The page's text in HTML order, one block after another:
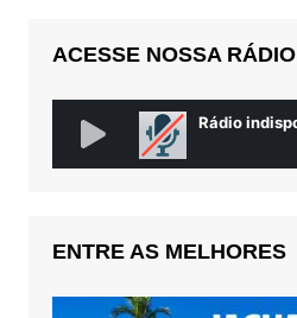
ACESSE NOSSA RÁDIO
ENTRE AS MELHORES